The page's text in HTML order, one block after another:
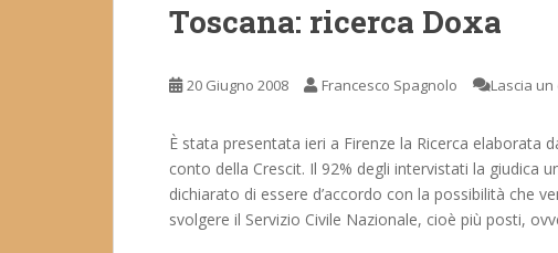
Toscana: ricerca Doxa
20 Giugno 2008 Francesco Spagnolo Lascia
È stata presentata ieri a Firenze la Ricerca elaborata
conto della Crescit. Il 92% degli intervistati la giudica
dichiarato di essere d’accordo con la possibilità che
svolgere il Servizio Civile Nazionale, cioè più posti,